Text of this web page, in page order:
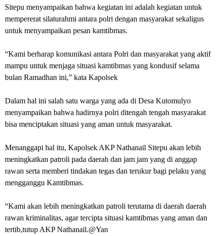
Sitepu menyampaikan bahwa kegiatan ini adalah kegiatan untuk
mempererat silaturahmi antara polri dengan masyarakat sekaligus
untuk menyampaikan pesan kamtibmas.
“Kami berharap komunikasi antara Polri dan masyarakat yang aktif
mampu untuk menjaga situasi kamtibmas yang kondusif selama
bulan Ramadhan ini,” kata Kapolsek
Dalam hal ini salah satu warga yang ada di Desa Kutomulyo
menyampaikan bahwa hadirnya polri ditengah tengah masyarakat
bisa menciptakan situasi yang aman untuk masyarakat.
Menanggapi hal itu, Kapolsek AKP Nathanail Sitepu akan lebih
meningkatkan patroli pada daerah dan jam jam yang di anggap
rawan serta memberi tindakan tegas dan terukur bagi pelaku yang
mengganggu Kamtibmas.
“Kami akan lebih meningkatkan patroli terutama di daerah daerah
rawan kriminalitas, agar tercipta situasi kamtibmas yang aman dan
tertib,tutup AKP Nathanail.@Yan